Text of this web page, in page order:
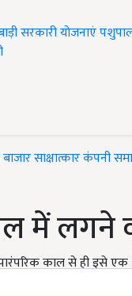
सरकारी योजनाएं
बाजारसाक्षात्कारकंपनी
लगने
काल से ही इसे